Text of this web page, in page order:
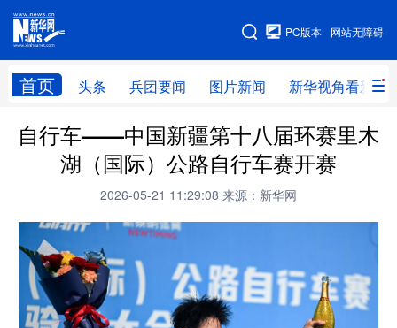
网站无障碍
PC版本
首页 头条 兵团要闻 图片新闻 新华视角看新疆
网站地图
头条 兵团要闻 图片新闻 新华视角看新疆
专题
地方频道
北京 天津 河北 山西
辽宁 吉林 江苏
自行车——中国新疆第十八届环赛里木
湖（国际）公路自行车赛开赛
2026-05-21 11:29:08 来源：新华网